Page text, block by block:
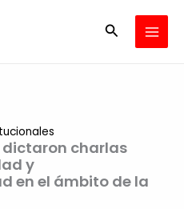
Buscar
dictaron charlas
y
en el ámbito de la